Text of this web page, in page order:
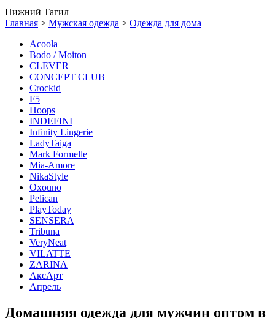
Нижний Тагил
Главная > Мужская одежда > Одежда для дома
Acoola
Bodo / Moiton
CLEVER
CONCEPT CLUB
Crockid
F5
Hoops
INDEFINI
Infinity Lingerie
LadyTaiga
Mark Formelle
Mia-Amore
NikaStyle
Oxouno
Pelican
PlayToday
SENSERA
Tribuna
VeryNeat
VILATTE
ZARINA
АксАрт
Апрель
Домашняя одежда для мужчин оптом в